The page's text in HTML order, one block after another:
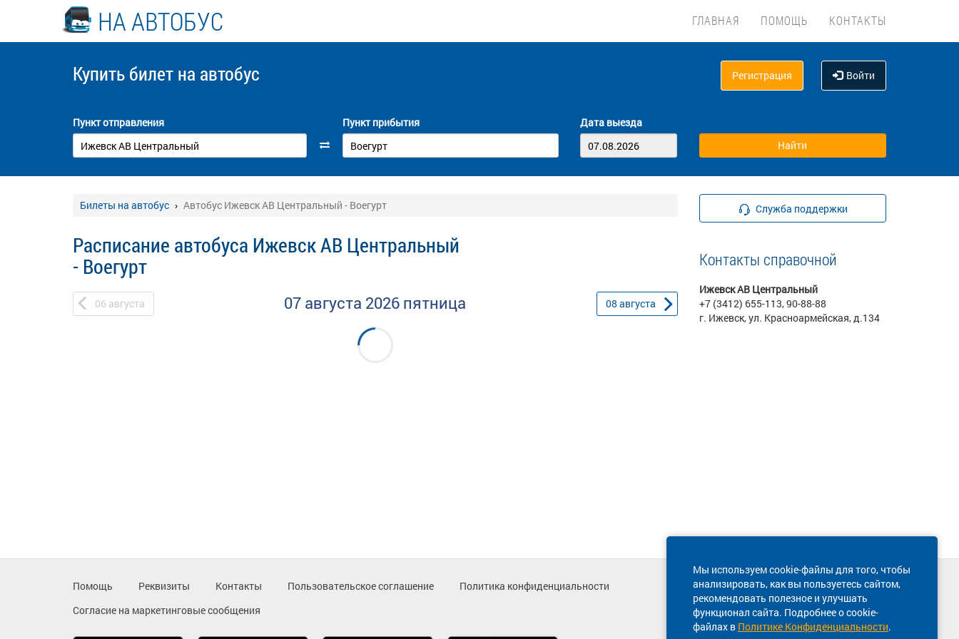
НА АВТОБУС ГЛАВНАЯ ПОМОЩЬ КОНТАКТЫ
Купить билет на автобус Регистрация Войти
Пункт отправления Пункт прибытия Дата выезда
Билеты на автобус Автобус Ижевск АВ Центральный - Воегурт
Расписание автобуса Ижевск АВ Центральный
- Воегурт
06 августа 07 августа 2026 пятница 08 августа
Служба поддержки
Контакты справочной
Ижевск АВ Центральный
+7 (3412) 655-113, 90-88-88
г. Ижевск, ул. Красноармейская, д.134
Мы используем cookie-файлы для того, чтобы
анализировать, как вы пользуетесь сайтом,
рекомендовать полезное и улучшать
функционал сайта. Подробнее о cookie-
файлах в Политике Конфиденциальности.
Помощь Реквизиты Контакты Пользовательское соглашение
Политика конфиденциальности
Согласие на маркетинговые сообщения
Техническая поддержка сайта
8 800 600-03-38